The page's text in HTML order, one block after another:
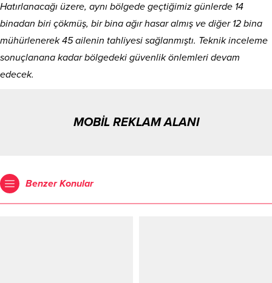
Hatırlanacağı üzere, aynı bölgede geçtiğimiz günlerde 14
binadan biri çökmüş, bir bina ağır hasar almış ve diğer 12 bina
mühürlenerek 45 ailenin tahliyesi sağlanmıştı. Teknik inceleme
sonuçlanana kadar bölgedeki güvenlik önlemleri devam
edecek.
MOBİL REKLAM ALANI
Benzer Konular